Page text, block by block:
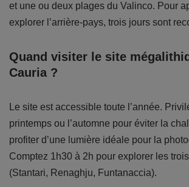
et une ou deux plages du Valinco. Pour
explorer l’arrière-pays, trois jours sont
Quand visiter le site
Cauria ?
Le site est accessible toute l’année.
printemps ou l’automne pour éviter la
profiter d’une lumière idéale pour la
Comptez 1h30 à 2h pour explorer les
(Stantari, Renaghju, Funtanaccia).